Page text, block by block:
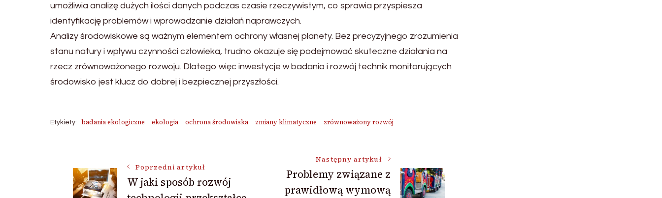
umożliwia analizę dużych ilości danych podczas czasie rzeczywistym, co sprawia przyspiesza
identyfikację problemów i wprowadzanie działań naprawczych.
Analizy środowiskowe są ważnym elementem ochrony własnej planety. Bez precyzyjnego zrozumienia
stanu natury i wpływu czynności człowieka, trudno okazuje się podejmować skuteczne działania na
rzecz zrównoważonego rozwoju. Dlatego więc inwestycje w badania i rozwój technik monitorujących
środowisko jest klucz do dobrej i bezpiecznej przyszłości.
Etykiety: badania ekologiczne ekologia ochrona środowiska zmiany klimatyczne zrównoważony rozwój
NawigacjaPoprzedni artykuł
W jaki sposób rozwój
Następny artykuł
Problemy związane z
prawidłową wymową